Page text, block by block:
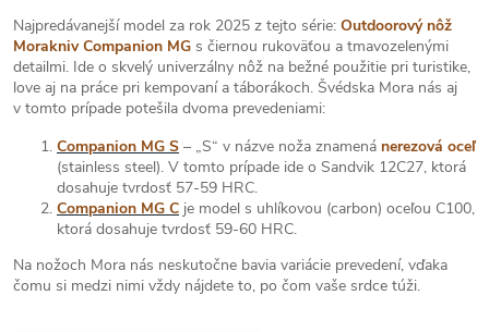
Najpredávanejší model za rok 2025 z tejto série: Outdoorový nôž
Morakniv Companion MG s čiernou rukoväťou a tmavozelenými
detailmi. Ide o skvelý univerzálny nôž na bežné použitie pri turistike,
love aj na práce pri kempovaní a táborákoch. Švédska Mora nás aj
v tomto prípade potešila dvoma prevedeniami:
Companion MG S – „S“ v názve noža znamená nerezová oceľ
(stainless steel). V tomto prípade ide o Sandvik 12C27, ktorá
dosahuje tvrdosť 57-59 HRC.
Companion MG C je model s uhlíkovou (carbon) oceľou C100,
ktorá dosahuje tvrdosť 59-60 HRC.
Na nožoch Mora nás neskutočne bavia variácie prevedení, vďaka
čomu si medzi nimi vždy nájdete to, po čom vaše srdce túži.